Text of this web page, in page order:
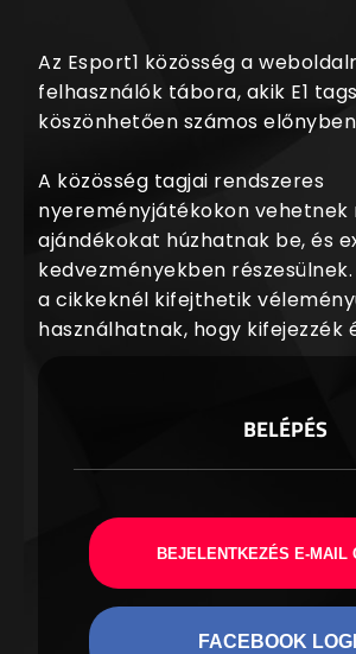
Az Esport1 közösség a
felhasználók tábora, akik E1
köszönhetően számos
A közösség tagjai rendszeres
nyereményjátékokon
ajándékokat húzhatnak be, és
kedvezményekben
a cikkeknél kifejthetik
használhatnak, hogy kifejezzék
BELÉPÉS
BEJELENTKEZÉS E-MAIL
FACEBOOK